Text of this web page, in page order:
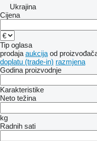
Ukrajina
Cijena
Tip oglasa
prodaja aukcija od
doplatu (trade-in) razmjena
Godina proizvodnje
Karakteristike
Neto težina
kg
Radnih sati